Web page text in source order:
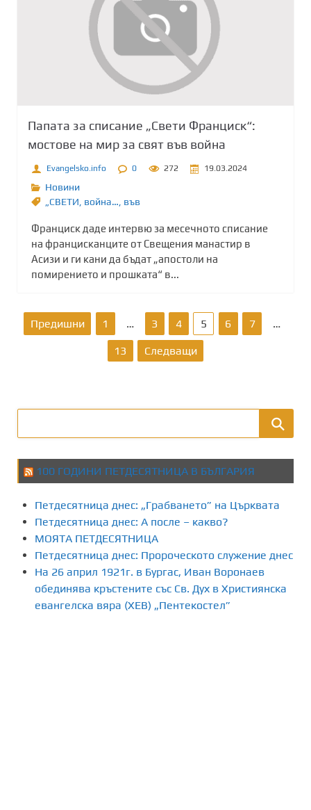
Папата за списание „Свети Франциск“:
мостове на мир за свят във война
Evangelsko.info 0 272 19.03.2024
Новини
„СВЕТИ война… във
Франциск даде интервю за месечното списание
на францисканците от Свещения манастир в
Асизи и ги кани да бъдат „апостоли на
помирението и прошката“ в...
д
е
л
н
е
н
Предишни 1 … 3 4 5 6 7 …
13 Следващи
100 ГОДИНИ ПЕТДЕСЯТНИЦА В БЪЛГАРИЯ
Петдесятница днес: „Грабването” на Църквата
Петдесятница днес: А после – какво?
МОЯТА ПЕТДЕСЯТНИЦА
Петдесятница днес: Пророческото служение днес
На 26 април 1921г. в Бургас, Иван Воронаев
обединява кръстените със Св. Дух в Християнска
евангелска вяра (ХЕВ) „Пентекостел”